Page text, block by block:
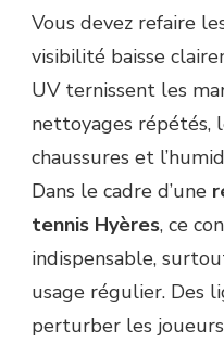
Vous devez refaire
visibilité baisse
UV ternissent les
nettoyages répétés,
chaussures et
Dans le cadre d’une
tennis Hyères, ce
indispensable,
usage régulier. Des
perturber les